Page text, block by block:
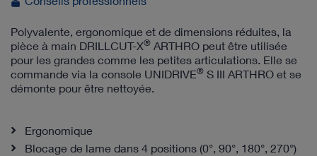
Polyvalente, ergonomique et de dimensions réduites, la
pièce à main DRILLCUT-X® ARTHRO peut être utilisée
pour les grandes comme les petites articulations. Elle se
commande via la console UNIDRIVE® S III ARTHRO et se
démonte pour être nettoyée.
Ergonomique
Blocage de lame dans 4 positions (0°, 90°, 180°, 270°)